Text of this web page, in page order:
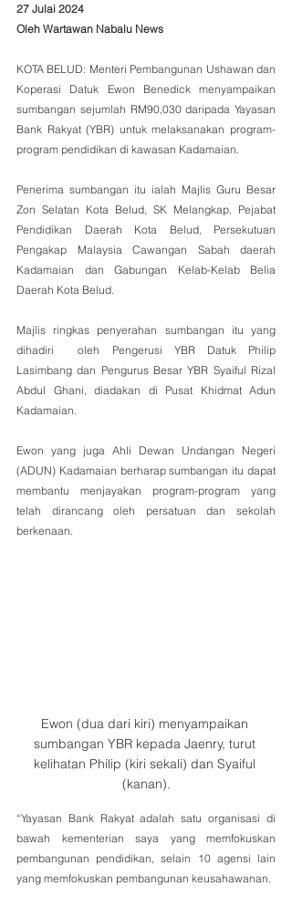
27 Julai 2024
Oleh Wartawan Nabalu News
KOTA BELUD: Menteri Pembangunan Ushawan dan
Koperasi Datuk Ewon Benedick menyampaikan
sumbangan sejumlah RM90,030 daripada Yayasan
Bank Rakyat (YBR) untuk melaksanakan program-
program pendidikan di kawasan Kadamaian.
Penerima sumbangan itu ialah Majlis Guru Besar
Zon Selatan Kota Belud, SK Melangkap, Pejabat
Pendidikan Daerah Kota Belud, Persekutuan
Pengakap Malaysia Cawangan Sabah daerah
Kadamaian dan Gabungan Kelab-Kelab Belia
Daerah Kota Belud.
Majlis ringkas penyerahan sumbangan itu yang
dihadiri  oleh Pengerusi YBR Datuk Philip
Lasimbang dan Pengurus Besar YBR Syaiful Rizal
Abdul Ghani, diadakan di Pusat Khidmat Adun
Kadamaian.
Ewon yang juga Ahli Dewan Undangan Negeri
(ADUN) Kadamaian berharap sumbangan itu dapat
membantu menjayakan program-program yang
telah dirancang oleh persatuan dan sekolah
berkenaan.
Ewon (dua dari kiri) menyampaikan
sumbangan YBR kepada Jaenry, turut
kelihatan Philip (kiri sekali) dan Syaiful
(kanan).
“Yayasan Bank Rakyat adalah satu organisasi di
bawah kementerian saya yang memfokuskan
pembangunan pendidikan, selain 10 agensi lain
yang memfokuskan pembangunan keusahawanan.